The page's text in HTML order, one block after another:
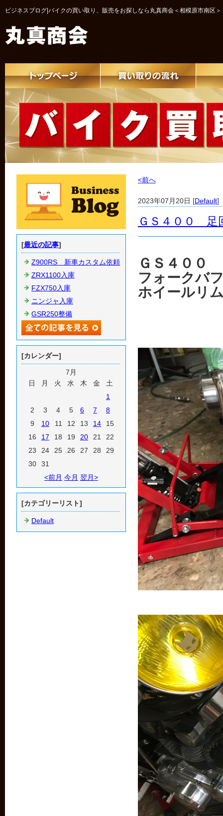
ビジネスブログ|バイクの買い取り、販売をお探しなら丸真商会＜相模原市南区＞
<前へ
2023年07月20日 [Default]
ＧＳ４００ 足
ＧＳ４００
フォークバ
ホイールリ
[最近の記事]
Z900RS 新車カスタム依頼
ZRX1100入庫
FZX750入庫
ニンジャ入庫
GSR250整備
[カレンダー]
7月
日
月 火 水 木 金
土
1
2
3 4 5 6 7
8
9
10 11 12 13 14
15
16
17 18 19 20 21
22
23
24 25 26 27 28
29
30
31
<前月 今月 翌月>
[カテゴリーリスト]
Default